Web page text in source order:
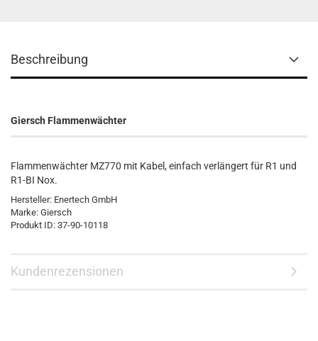
Beschreibung
Giersch Flammenwächter
Flammenwächter MZ770 mit Kabel, einfach verlängert für R1 und
R1-BI Nox.
Hersteller: Enertech GmbH
Marke: Giersch
Produkt ID: 37-90-10118
Kundenrezensionen